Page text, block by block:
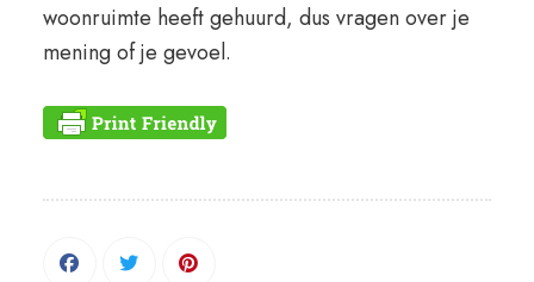
woonruimte heeft gehuurd, dus vragen over je
mening of je gevoel.